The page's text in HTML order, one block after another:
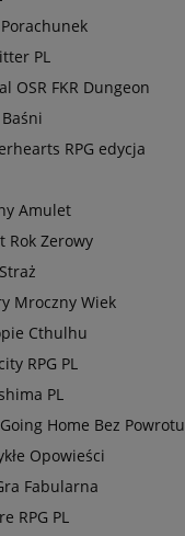
PL
OSR FKR Dungeon
RPG edycja
Amulet
Rok Zerowy
Mroczny Wiek
Cthulhu
RPG PL
PL
Home Bez Powrotu
Opowieści
Fabularna
RPG PL